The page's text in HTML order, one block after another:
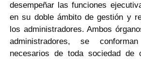
desempeñar las funciones
en su doble ámbito de gestión y
los administradores. Ambos
administradores, se
necesarios de toda sociedad de